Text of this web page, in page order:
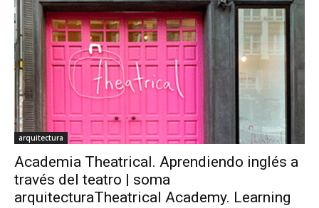
arquitectura
Academia Theatrical. Aprendiendo inglés a
través del teatro | soma
arquitecturaTheatrical Academy. Learning